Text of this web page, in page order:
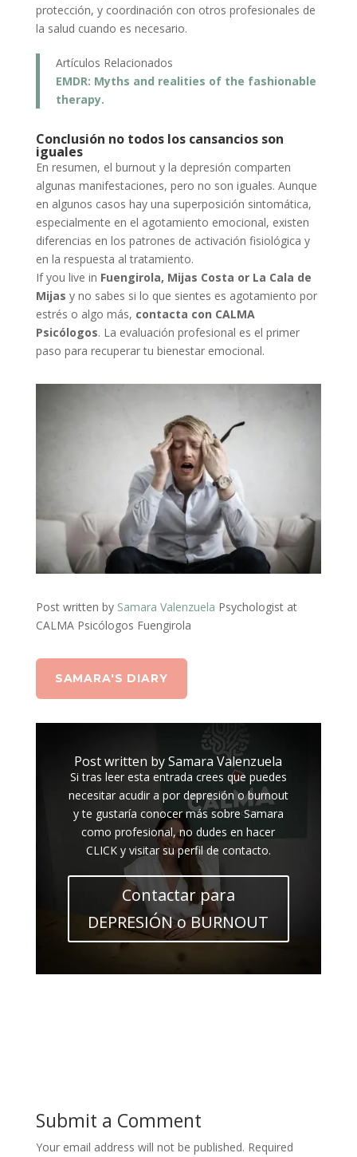
protección, y coordinación con otros profesionales de
la salud cuando es necesario.
Artículos Relacionados
EMDR: Myths and realities of the fashionable
therapy.
Conclusión no todos los cansancios son
iguales
En resumen, el burnout y la depresión comparten
algunas manifestaciones, pero no son iguales. Aunque
en algunos casos hay una superposición sintomática,
especialmente en el agotamiento emocional, existen
diferencias en los patrones de activación fisiológica y
en la respuesta al tratamiento.
If you live in Fuengirola, Mijas Costa or La Cala de
Mijas y no sabes si lo que sientes es agotamiento por
estrés o algo más, contacta con CALMA
Psicólogos. La evaluación profesional es el primer
paso para recuperar tu bienestar emocional.
Post written by Samara Valenzuela Psychologist at
CALMA Psicólogos Fuengirola
SAMARA'S DIARY
Post written by Samara Valenzuela
Si tras leer esta entrada crees que puedes
necesitar acudir a por depresión o burnout
y te gustaría conocer más sobre Samara
como profesional, no dudes en hacer
CLICK y visitar su perfil de contacto.
Contactar para
DEPRESIÓN o BURNOUT
Submit a Comment
Your email address will not be published. Required